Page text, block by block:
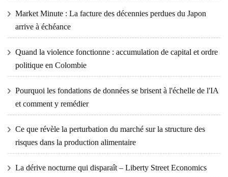
Market Minute : La facture des décennies perdues du Japon
arrive à échéance
Quand la violence fonctionne : accumulation de capital et ordre
politique en Colombie
Pourquoi les fondations de données se brisent à l'échelle de l'IA
et comment y remédier
Ce que révèle la perturbation du marché sur la structure des
risques dans la production alimentaire
La dérive nocturne qui disparaît – Liberty Street Economics